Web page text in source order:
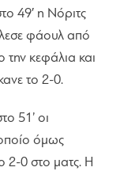
49′ η Νόριτς
φάουλ από
κεφάλια και
το 2-0.
51’ οι
όμως
2-0 στο ματς. Η